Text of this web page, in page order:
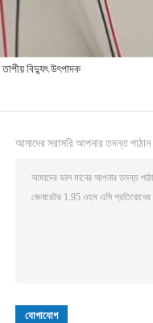
তাপীয় বিদ্যুৎ উৎপাদক
আমাদের সরাসরি আপনার তদন্ত পাঠান